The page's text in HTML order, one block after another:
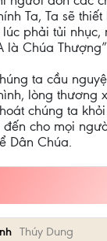
Ta, Ta sẽ
phải tủi nhục,
Chúa Thượng”
ta cầu
lòng thương
chúng ta
cho mọi
Dân Chúa.
Thúy Dung